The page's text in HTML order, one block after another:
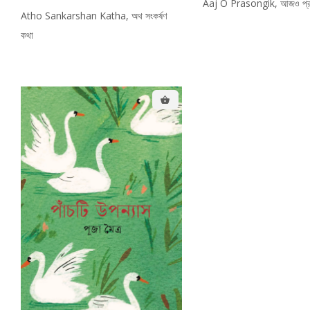
Atho Sankarshan Katha, অথ সংকর্ষণ
কথা
Aaj O Prasongik, আজও